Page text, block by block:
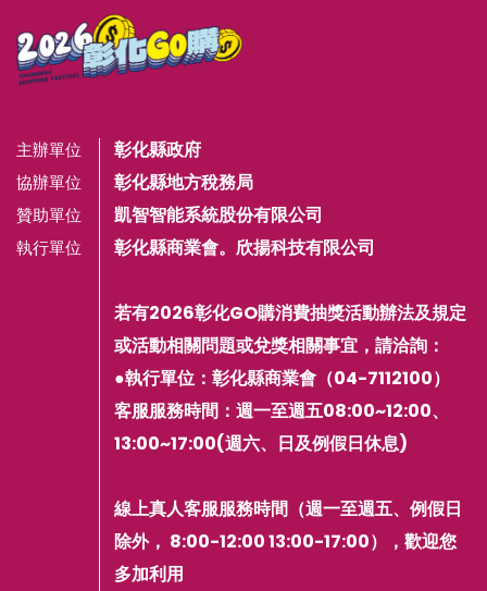
主辦單位 彰化縣政府
協辦單位 彰化縣地方稅務局
贊助單位 凱智智能系統股份有限公司
執行單位 彰化縣商業會。欣揚科技有限公司
若有2026彰化GO購消費抽獎活動辦法及規定
或活動相關問題或兌獎相關事宜，請洽詢：
●執行單位：彰化縣商業會（04-7112100）
客服服務時間：週一至週五08:00~12:00、
13:00~17:00(週六、日及例假日休息)
線上真人客服服務時間（週一至週五、例假日
除外， 8:00-12:00 13:00-17:00），歡迎您
多加利用